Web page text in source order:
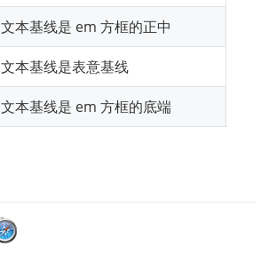
文本基线是 em 方框的正中
文本基线是表意基线
文本基线是 em 方框的底端